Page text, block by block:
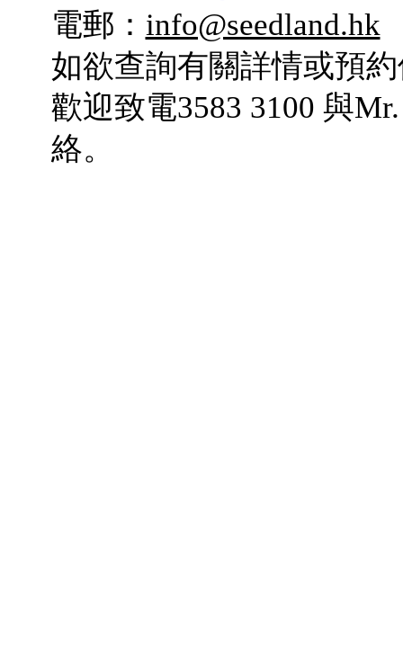
電郵： info@seedland.hk
如欲查詢有關詳情或預
歡迎致電3583 3100 與
絡。